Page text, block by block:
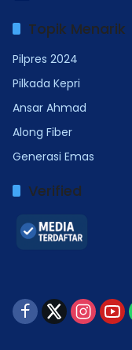
Topik Menarik
Pilpres 2024
Pilkada Kepri
Ansar Ahmad
Along Fiber
Generasi Emas
Verified